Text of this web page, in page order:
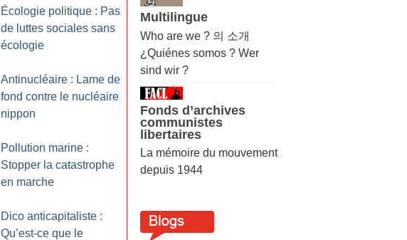
Écologie politique : Pas
de luttes sociales sans
écologie
Antinucléaire : Lame de
fond contre le nucléaire
nippon
Pollution marine :
Stopper la catastrophe
en marche
Dico anticapitaliste :
Qu’est-ce que le
Multilingue
Who are we ? 의 소개
¿Quiénes somos ? Wer
sind wir ?
Fonds d’archives
communistes
libertaires
La mémoire du mouvement
depuis 1944